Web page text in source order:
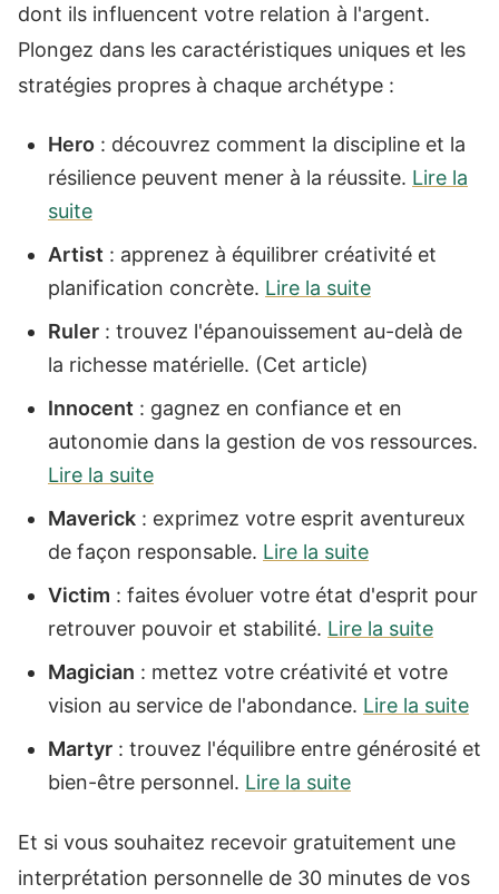
dont ils influencent votre relation à l'argent.
Plongez dans les caractéristiques uniques et les
stratégies propres à chaque archétype :
Hero : découvrez comment la discipline et la
résilience peuvent mener à la réussite. Lire la
suite
Artist : apprenez à équilibrer créativité et
planification concrète. Lire la suite
Ruler : trouvez l'épanouissement au-delà de
la richesse matérielle. (Cet article)
Innocent : gagnez en confiance et en
autonomie dans la gestion de vos ressources.
Lire la suite
Maverick : exprimez votre esprit aventureux
de façon responsable. Lire la suite
Victim : faites évoluer votre état d'esprit pour
retrouver pouvoir et stabilité. Lire la suite
Magician : mettez votre créativité et votre
vision au service de l'abondance. Lire la suite
Martyr : trouvez l'équilibre entre générosité et
bien-être personnel. Lire la suite
Et si vous souhaitez recevoir gratuitement une
interprétation personnelle de 30 minutes de vos